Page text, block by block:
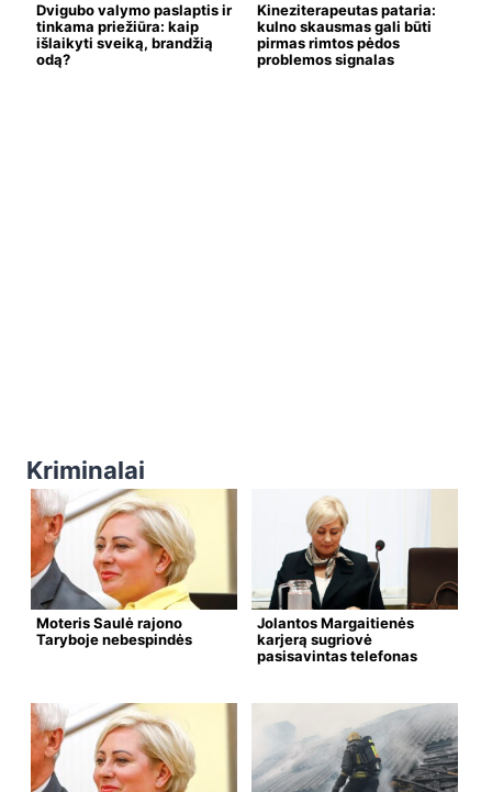
Dvigubo valymo paslaptis ir
tinkama priežiūra: kaip
išlaikyti sveiką, brandžią
odą?
Kineziterapeutas pataria:
kulno skausmas gali būti
pirmas rimtos pėdos
problemos signalas
Kriminalai
Moteris Saulė rajono
Taryboje nebespindės
Jolantos Margaitienės
karjerą sugriovė
pasisavintas telefonas